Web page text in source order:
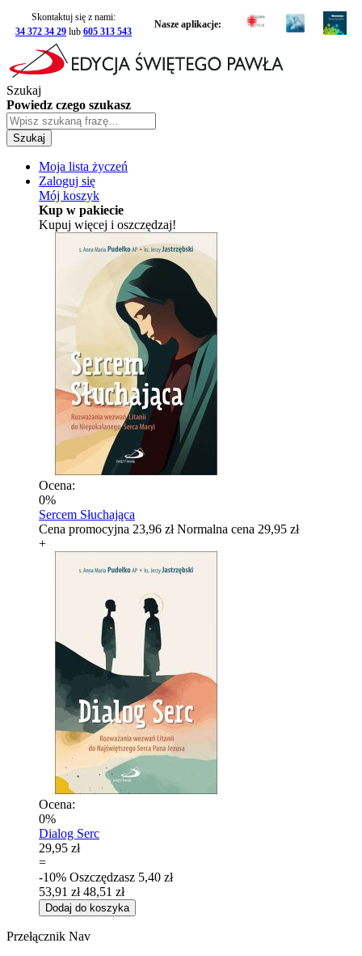
Skontaktuj się z nami:
34 372 34 29 lub 605 313 543
Nasze aplikacje:
Szukaj
Powiedz czego szukasz
Szukaj
Moja lista życzeń
Zaloguj się
Mój koszyk
Kup w pakiecie
Kupuj więcej i oszczędzaj!
Ocena:
0%
Sercem Słuchająca
Cena promocyjna 23,96 zł Normalna cena 29,95 zł
+
Ocena:
0%
Dialog Serc
29,95 zł
=
-10% Oszczędzasz 5,40 zł
53,91 zł 48,51 zł
Dodaj do koszyka
Przełącznik Nav